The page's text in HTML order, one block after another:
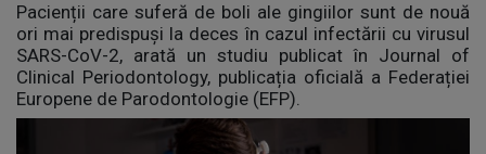
Pacienții care suferă de boli ale gingiilor sunt de nouă
ori mai predispuși la deces în cazul infectării cu virusul
SARS-CoV-2, arată un studiu publicat în Journal of
Clinical Periodontology, publicația oficială a Federației
Europene de Parodontologie (EFP).